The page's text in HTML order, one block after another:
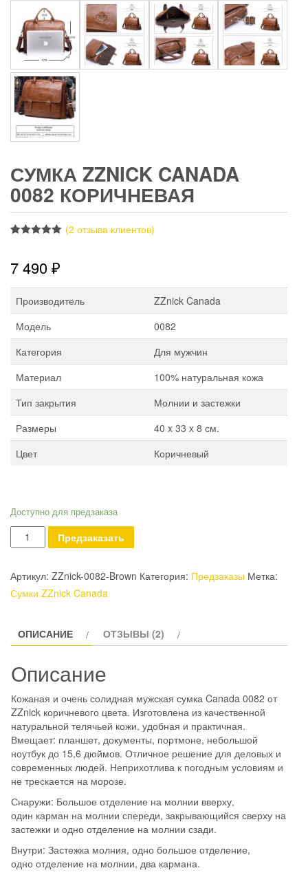
СУМКА ZZNICK CANADA
0082 КОРИЧНЕВАЯ
основе
опроса
(2 отзыва клиентов)
7 490₽
Производитель
ZZnick Canada
Модель
0082
Категория
Для мужчин
Материал
100% натуральная кожа
Тип закрытия
Молнии и застежки
Размеры
40 x 33 x 8 см.
Цвет
Коричневый
Доступно для предзаказа
Количество
Сумка
Canada
0082
Предзаказать
Артикул: ZZnick-0082-Brown Категория: Предзаказы Метка:
Сумки ZZnick Canada
ОПИСАНИЕ ОТЗЫВЫ (2)
Описание
Кожаная и очень солидная мужская сумка Canada 0082 от
ZZnick коричневого цвета. Изготовлена из качественной
натуральной телячьей кожи, удобная и практичная.
Вмещает: планшет, документы, портмоне, небольшой
ноутбук до 15,6 дюймов. Отличное решение для деловых и
современных людей. Неприхотлива к погодным условиям и
не трескается на морозе.
Снаружи: Большое отделение на молнии вверху,
один карман на молнии спереди, закрывающийся сверху на
застежки и одно отделение на молнии сзади.
Внутри: Застежка молния, одно большое отделение,
одно отделение на молнии, два кармана.